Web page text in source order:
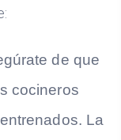
de que
cocineros
La